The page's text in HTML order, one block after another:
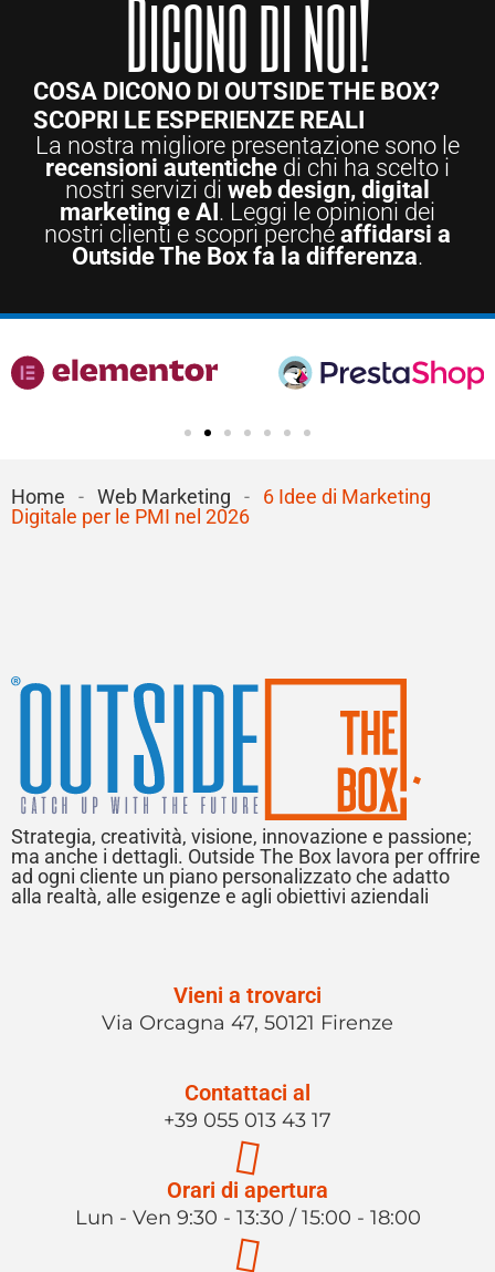
Dicono di noi!
COSA DICONO DI OUTSIDE THE BOX?
SCOPRI LE ESPERIENZE REALI
La nostra migliore presentazione sono le
recensioni autentiche di chi ha scelto i
nostri servizi di web design, digital
marketing e AI . Leggi le opinioni dei
nostri clienti e scopri perché affidarsi a
Outside The Box fa la differenza.
Home - Web Marketing -
6 Idee di Marketing
Digitale per le PMI nel 2026
Strategia, creatività, visione, innovazione e passione;
ma anche i dettagli. Outside The Box lavora per offrire
ad ogni cliente un piano personalizzato che adatto
alla realtà, alle esigenze e agli obiettivi aziendali
Vieni a trovarci
Via Orcagna 47, 50121 Firenze
Contattaci al
+39 055 013 43 17
Orari di apertura
Lun - Ven 9:30 - 13:30 / 15:00 - 18:00